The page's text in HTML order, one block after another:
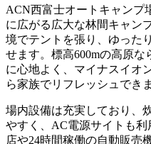
ACN西富士オートキャンプ
に広がる広大な林間キャン
境でテントを張り、ゆった
せます。標高600mの高原
に心地よく、マイナスイオ
ら家族でリフレッシュでき
場内設備は充実しており、
やすく、AC電源サイトも
店や24時間稼働の自動販売